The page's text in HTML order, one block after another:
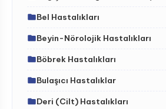
Bel Hastalıkları
Beyin-Nörolojik Hastalıkları
Böbrek Hastalıkları
Bulaşıcı Hastalıklar
Deri (Cilt) Hastalıkları